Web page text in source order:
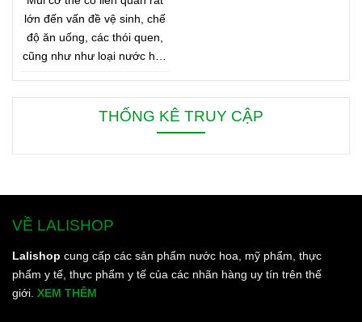
lớn đến vấn đề vệ sinh, chế
độ ăn uống, các thói quen,
cũng như như loại nước hoa
cơ thể thơm ngát từ sáng
đến tối, từ đầu đến chân.
THỐNG KÊ TRUY CẬP
VỀ LALISHOP
Lalishop cung cấp các sản phẩm nước hoa, mỹ phẩm, thực
phẩm y tế, thực phẩm y tế của các nhãn hàng uy tín trên thế
giới. XEM THÊM